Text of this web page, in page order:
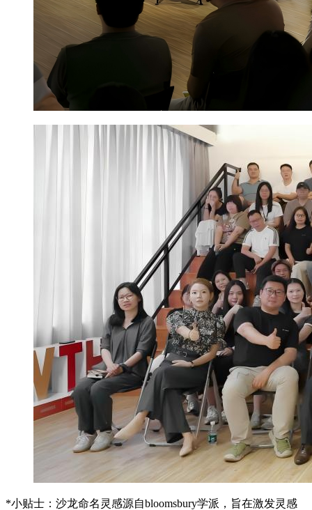
*小贴士：沙龙命名灵感源自bloomsbury学派，旨在激发灵感